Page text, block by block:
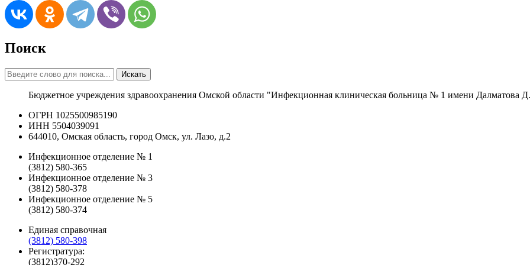
Поиск
Искать
Бюджетное учреждения здравоохранения Омской области "Инфекционная клиническая больница № 1 имени Далматова
ОГРН 1025500985190
ИНН 5504039091
644010, Омская область, город Омск, ул. Лазо, д.2
Инфекционное отделение № 1
(3812) 580-365
Инфекционное отделение № 3
(3812) 580-378
Инфекционное отделение № 5
(3812) 580-374
Единая справочная
(3812) 580-398
Регистратура:
(3812)370-292